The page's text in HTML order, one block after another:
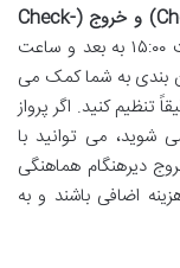
ساعت ورود (Check-in) و خروج (Check-
است. معمولاً ساعت ورود به هتل از ساعت ۱۵:۰۰ به بعد و ساعت
زمان بندی به شما کمک می
تنظیم کنید. اگر پرواز
شوید، می توانید با
دیرهنگام هماهنگی
اضافی باشند و به